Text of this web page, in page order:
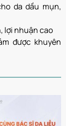
da dầu mụn,
lợi nhuận cao
được khuyên